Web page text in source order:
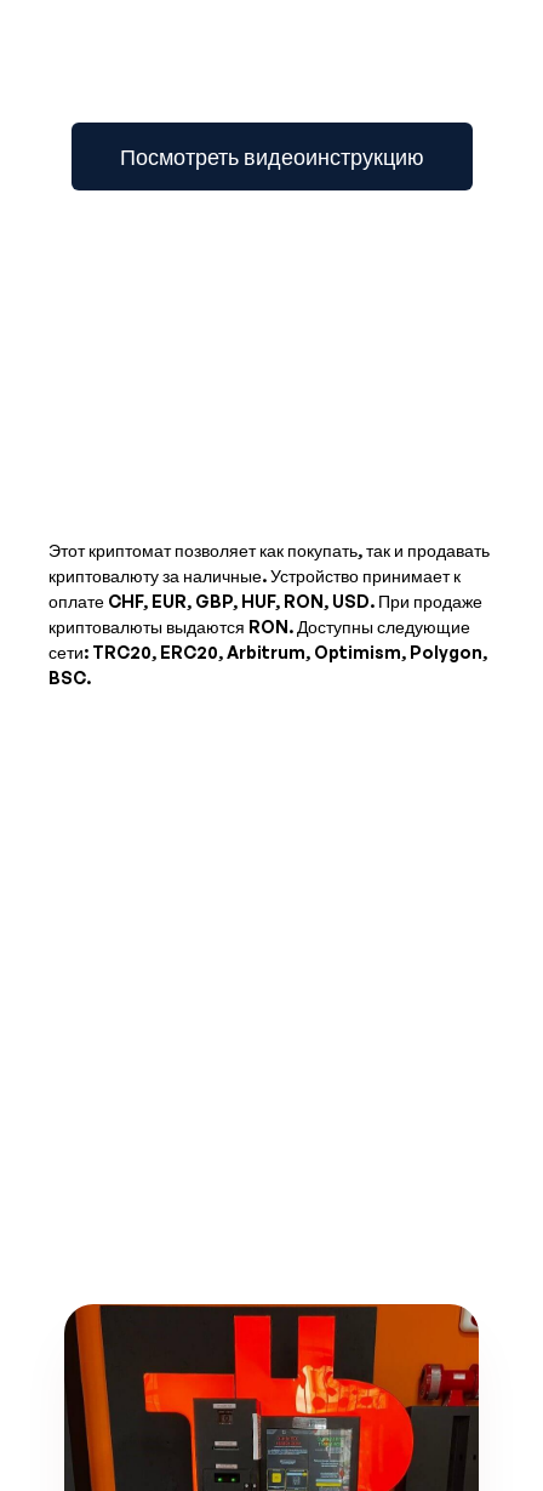
Посмотреть видеоинструкцию
Этот криптомат позволяет как покупать, так и продавать
криптовалюту за наличные. Устройство принимает к
оплате CHF, EUR, GBP, HUF, RON, USD. При продаже
криптовалюты выдаются RON. Доступны следующие
сети: TRC20, ERC20, Arbitrum, Optimism, Polygon,
BSC.